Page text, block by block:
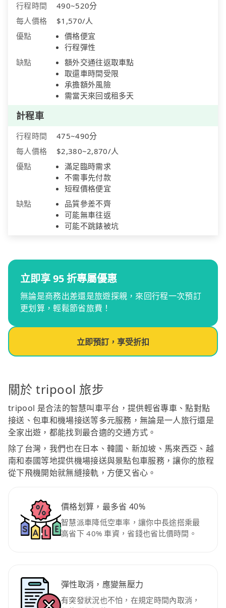
行程時間
490~520分
每人價格
$1,570/人
優點
價格便宜
行程彈性
缺點
額外交通往返取車點
取還車時間受限
承擔額外風險
需當天來回或租多天
計程車
行程時間
475~490分
每人價格
$2,380~2,870/人
優點
滿足臨時需求
不需事先付款
短程價格便宜
缺點
品質參差不齊
可能無車往返
可能不跳錶被坑
立即享 95 折專屬優惠
無論是商務出差還是旅遊探親，來回行程一次預訂
更划算，輕鬆節省旅費！
立即預訂，享受折扣
關於 tripool 旅步
tripool 是合法的智慧叫車平台，提供輕省專車、點對點
接送、包車和機場接送等多元服務，無論是一人旅行還是
全家出遊，都能找到最合適的交通方式。
除了台灣，我們也在日本、韓國、新加坡、馬來西亞、越
南和泰國等地提供機場接送與景點包車服務，讓你的旅程
從下飛機開始就無縫接軌，方便又省心。
價格划算，最多省 40%
智慧派車降低空車率，讓你中長途搭乘最
高省下 40% 車資，省錢也省比價時間。
彈性取消，應變無壓力
有突發狀況也不怕，在規定時間內取消，